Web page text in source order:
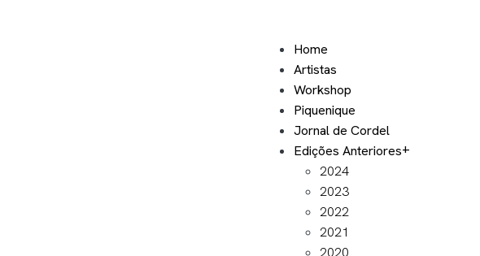
Home
Artistas
Workshop
Piquenique
Jornal de Cordel
Edições Anteriores
2024
2023
2022
2021
2020